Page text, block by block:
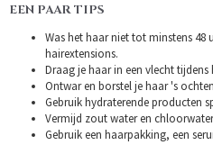
EEN PAAR TIPS
Was het haar niet tot minstens 48
hairextensions.
Draag je haar in een vlecht
Ontwar en borstel je haar 's
Gebruik hydraterende producten
Vermijd zout water en
Gebruik een haarpakking, een